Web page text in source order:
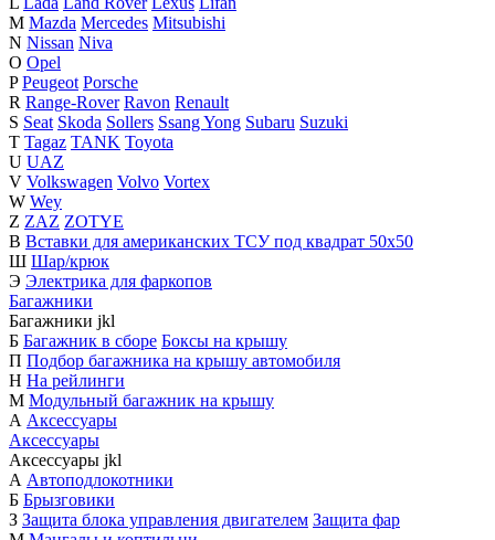
M Mazda Mercedes Mitsubishi
N Nissan Niva
O Opel
P Peugeot Porsche
R Range-Rover Ravon Renault
S Seat Skoda Sollers Ssang Yong Subaru Suzuki
T Tagaz TANK Toyota
U UAZ
V Volkswagen Volvo Vortex
W Wey
Z ZAZ ZOTYE
В Вставки для американских ТСУ под квадрат 50х50
Ш Шар/крюк
Э Электрика для фаркопов
Багажники
Багажники jkl
Б Багажник в сборе Боксы на крышу
П Подбор багажника на крышу автомобиля
Н На рейлинги
М Модульный багажник на крышу
А Аксессуары
Аксессуары
Аксессуары jkl
А Автоподлокотники
Б Брызговики
З Защита блока управления двигателем Защита фар